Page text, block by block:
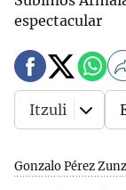
espectacular
Gonzalo Pérez
Itzuli